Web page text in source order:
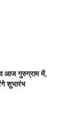
आज गुरुग्राम में,
शुभारंभ